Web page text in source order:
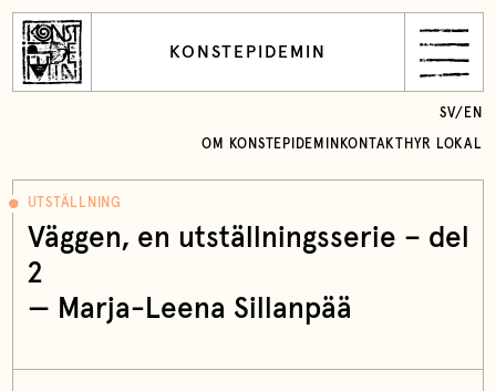
KONSTEPIDEMIN
OM KONSTEPIDEMIN KONTAKT HYR LOKAL
SV/ EN
UTSTÄLLNING
Väggen, en utställningsserie – del
2
— Marja-Leena Sillanpää